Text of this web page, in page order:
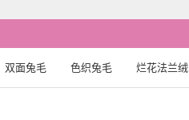
双面兔毛 色织兔毛 烂花法兰绒